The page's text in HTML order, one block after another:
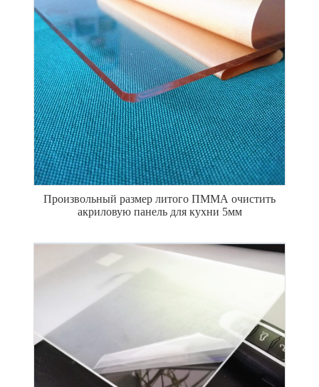
Произвольный размер литого ПММА очистить
акриловую панель для кухни 5мм